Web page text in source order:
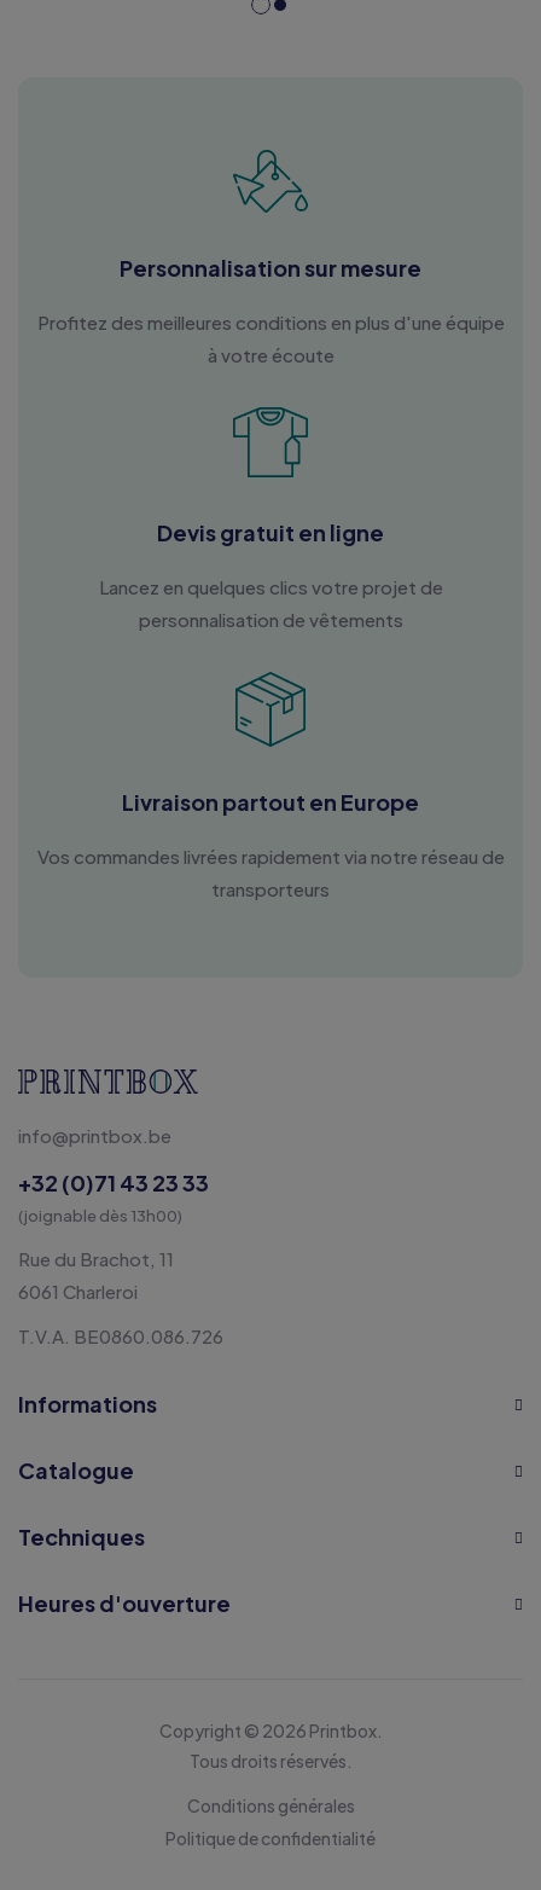
Personnalisation sur mesure
Profitez des meilleures conditions en plus d'une équipe
à votre écoute
Devis gratuit en ligne
Lancez en quelques clics votre projet de
personnalisation de vêtements
Livraison partout en Europe
Vos commandes livrées rapidement via notre réseau de
transporteurs
info@printbox.be
+32 (0)71 43 23 33
(joignable dès 13h00)
Rue du Brachot, 11
6061 Charleroi
T.V.A. BE0860.086.726
Informations
Catalogue
Techniques
Heures d'ouverture
Copyright © 2026 Printbox.
Tous droits réservés.
Conditions générales
Politique de confidentialité